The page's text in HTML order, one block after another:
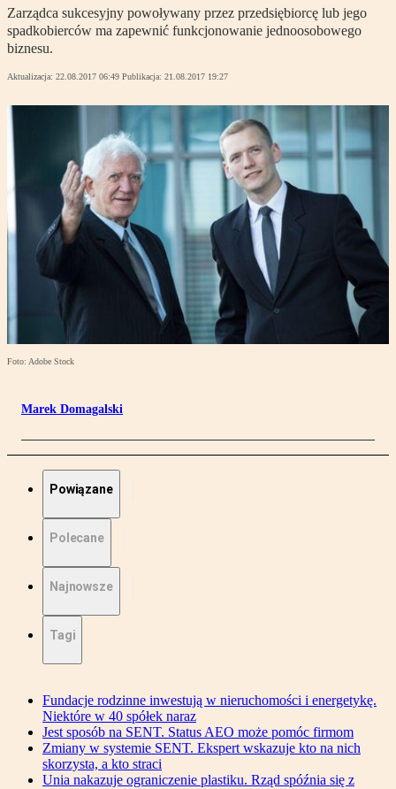
Zarządca sukcesyjny powoływany przez przedsiębiorcę lub jego
spadkobierców ma zapewnić funkcjonowanie jednoosobowego
biznesu.
Aktualizacja: 22.08.2017 06:49 Publikacja: 21.08.2017 19:27
Foto: Adobe Stock
Marek Domagalski
Powiązane
Polecane
Najnowsze
Tagi
Fundacje rodzinne inwestują w nieruchomości i energetykę.
Niektóre w 40 spółek naraz
Jest sposób na SENT. Status AEO może pomóc firmom
Zmiany w systemie SENT. Ekspert wskazuje kto na nich
skorzysta, a kto straci
Unia nakazuje ograniczenie plastiku. Rząd spóźnia się z